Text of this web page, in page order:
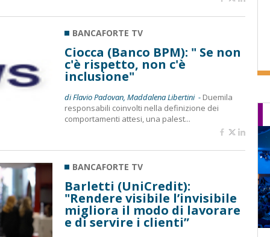
BANCAFORTE TV
Ciocca (Banco BPM): " Se non
c'è rispetto, non c'è
inclusione"
di Flavio Padovan, Maddalena Libertini - Duemila
responsabili coinvolti nella definizione dei
comportamenti attesi, una palest...
BANCAFORTE TV
Barletti (UniCredit):
"Rendere visibile l’invisibile
migliora il modo di lavorare
e di servire i clienti”